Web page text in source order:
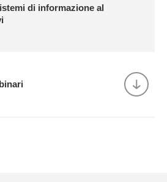
di informazione al